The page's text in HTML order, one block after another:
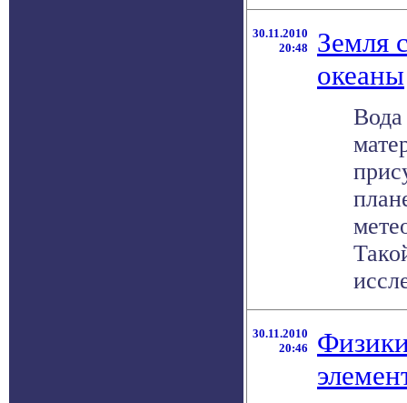
30.11.2010
20:48
Земля
океаны
Вода
30.11.2010
20:46